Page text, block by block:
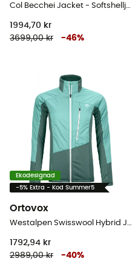
Col Becchei Jacket - Softshelljacka - Herr
1994,70 kr
3699,00 kr
-46%
Ekodesignad
-5% Extra - Kod Summer5
Ortovox
Westalpen Swisswool Hybrid Jacket - Hybridjackor - Dam
1792,94 kr
2989,00 kr
-40%